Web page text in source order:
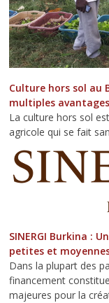
Culture hors sol au
multiples avantages
La culture hors sol
agricole qui se fait
SINERGI Burkina :
petites et
Dans la plupart des
financement
majeures pour la